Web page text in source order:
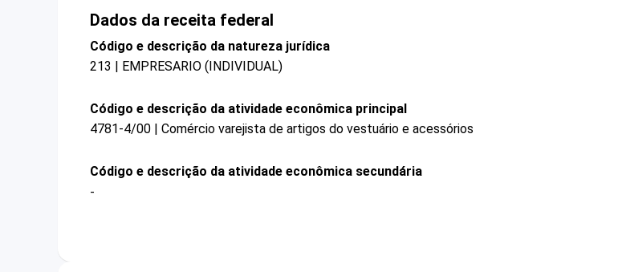
Dados da receita federal
Código e descrição da natureza jurídica
213 | EMPRESARIO (INDIVIDUAL)
Código e descrição da atividade econômica principal
4781-4/00 | Comércio varejista de artigos do vestuário e acessórios
Código e descrição da atividade econômica secundária
-